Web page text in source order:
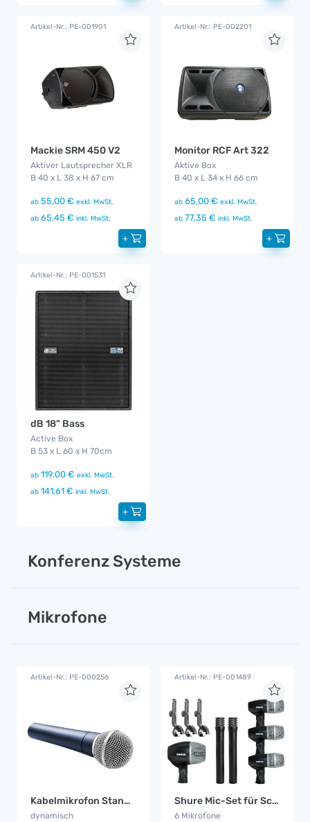
Artikel-Nr.: PE-001901
Mackie SRM 450 V2
Aktiver Lautsprecher XLR
B 40 x L 38 x H 67 cm
ab 55,00 € exkl. MwSt.
ab 65,45 € inkl. MwSt.
+
Artikel-Nr.: PE-002201
Monitor RCF Art 322
Aktive Box
B 40 x L 34 x H 66 cm
ab 65,00 € exkl. MwSt.
ab 77,35 € inkl. MwSt.
+
Artikel-Nr.: PE-001531
dB 18" Bass
Active Box
B 53 x L 60 x H 70cm
ab 119,00 € exkl. MwSt.
ab 141,61 € inkl. MwSt.
+
Konferenz Systeme
Mikrofone
Artikel-Nr.: PE-000256
Kabelmikrofon Standard
dynamisch
Artikel-Nr.: PE-001489
Shure Mic-Set für Schlagzeugabnahme
6 Mikrofone